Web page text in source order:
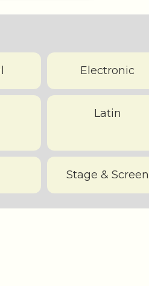
Electronic
Latin
Stage & Screen